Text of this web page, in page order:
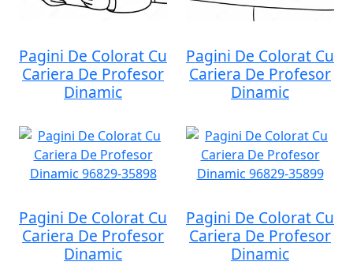
Pagini De Colorat Cu
Cariera De Profesor
Dinamic
Pagini De Colorat Cu
Cariera De Profesor
Dinamic
Pagini De Colorat Cu
Cariera De Profesor
Dinamic
Pagini De Colorat Cu
Cariera De Profesor
Dinamic